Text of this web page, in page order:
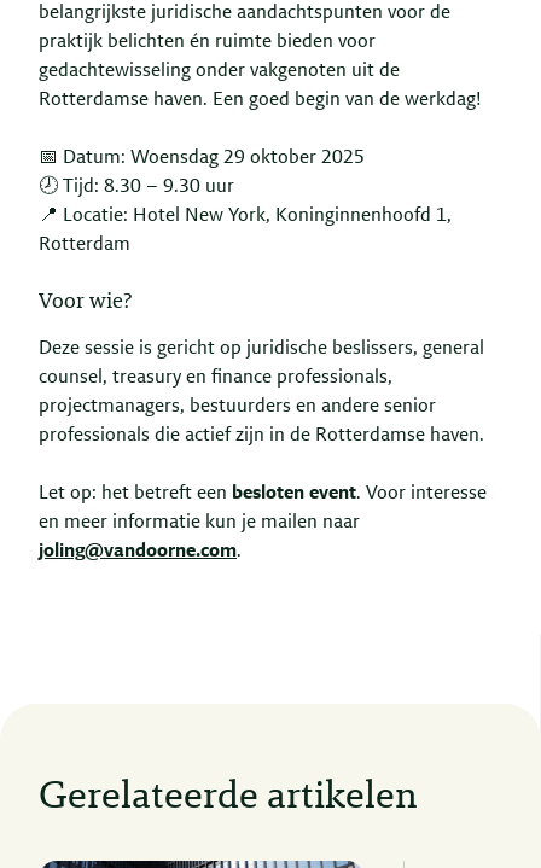
belangrijkste juridische aandachtspunten voor de
praktijk belichten én ruimte bieden voor
gedachtewisseling onder vakgenoten uit de
Rotterdamse haven. Een goed begin van de werkdag!
📅 Datum: Woensdag 29 oktober 2025
🕗 Tijd: 8.30 – 9.30 uur
📍 Locatie: Hotel New York, Koninginnenhoofd 1,
Rotterdam
Voor wie?
Deze sessie is gericht op juridische beslissers, general
counsel, treasury en finance professionals,
projectmanagers, bestuurders en andere senior
professionals die actief zijn in de Rotterdamse haven.
Let op: het betreft een besloten event. Voor interesse
en meer informatie kun je mailen naar
joling@vandoorne.com.
Gerelateerde artikelen